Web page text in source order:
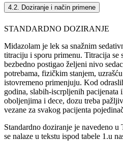
4.2. Doziranje i način primene
STANDARDNO DOZIRANJE
Midazolam je lek sa snažnim
titraciju i sporu primenu. Titracija se
bezbedno postigao željeni nivo
potrebama, fizičkim stanjem,
istovremeno primenjuju. Kod
godina, slabih-iscrpljenih pacijenata
oboljenjima i dece, dozu treba
vezane za svakog pacijenta
Standardno doziranje je navedeno
se nalaze u tekstu ispod tabele 1.u